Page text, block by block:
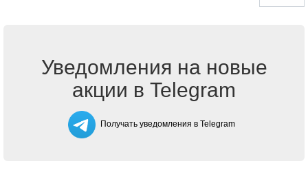
Уведомления на новые
акции в Telegram
Получать уведомления в Telegram